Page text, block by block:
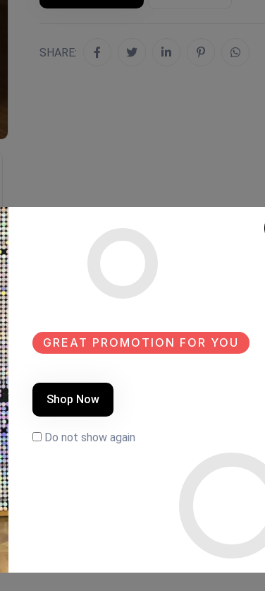
SHARE:
GREAT PROMOTION FOR YOU
Shop Now
Do not show again